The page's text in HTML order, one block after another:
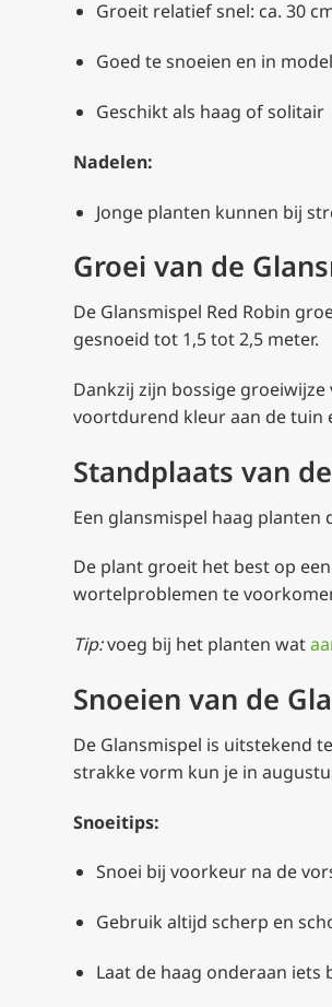
Groeit relatief snel: ca. 30
Goed te snoeien en in
Geschikt als haag of solitair
Nadelen:
Jonge planten kunnen bij
Groei van de
De Glansmispel Red Robin
gesnoeid tot 1,5 tot 2,5 meter.
Dankzij zijn bossige
voortdurend kleur aan de tuin
Standplaats van
Een glansmispel haag
De plant groeit het best op
wortelproblemen te
Tip:voeg bij het planten wat
Snoeien van de
De Glansmispel is uitstekend
strakke vorm kun je in
Snoeitips:
Snoei bij voorkeur na de
Gebruik altijd scherp en
Laat de haag onderaan